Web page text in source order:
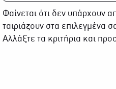
Φαίνεται ότι δεν υπάρχουν
ταιριάζουν στα επιλεγμένα
Αλλάξτε τα κριτήρια και